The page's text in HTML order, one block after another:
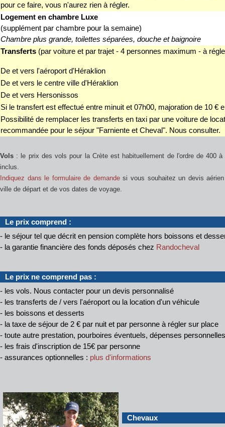
pour ce faire, vous n'aurez rien à régler.
Logement en chambre Luxe
(supplément par chambre pour la semaine)
Chambre plus grande, toilettes séparées, douche et baignoire
Transferts (par voiture et par trajet - 4 personnes maximum - à
De et vers l'aéroport d'Héraklion
De et vers le centre ville d'Héraklion
De et vers Hersonissos
Si le transfert est effectué entre minuit et 07h00, majoration de 10 €
Possibilité de remplacer les transferts en taxi par une voiture de
recommandée pour le séjour "Farniente et Cheval". Nous consulter.
Vols : le prix des vols pour la Crète est habituellement de l'ordre de 400
inclus.
Indiquez dans le formulaire de demandesi vous souhaitez un devis
ville de départ et de vos dates de voyage.
Le prix comprend :
- le séjour tel que décrit en pension complète hors boissons et
- la garantie financière des fonds déposés chez Randocheval
Le prix ne comprend pas :
- les vols. Nous contacter pour un devis personnalisé
- les transferts de / vers l'aéroport ou la location d'un véhicule
- les boissons et desserts
- la taxe de séjour de 2 € par nuit et par personne à régler sur place
- toute autre prestation, pourboires éventuels, dépenses personnelles
- les frais d'inscription de 15€ par personne
- assurances optionnelles : plus d'informations
Chevaux